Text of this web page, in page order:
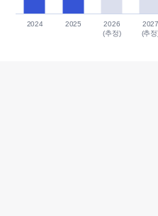
2024 2025
2026
(추정)
(추